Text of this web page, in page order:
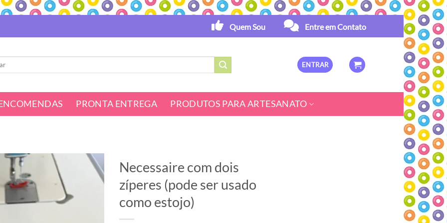
Quem Sou Entre em Contato
ENTRAR
PRONTA ENTREGA PRODUTOS PARA ARTESANATO
Necessaire com dois
zíperes (pode ser usado
como estojo)